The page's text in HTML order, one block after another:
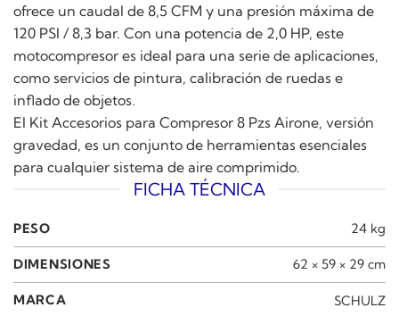
ofrece un caudal de 8,5 CFM y una presión máxima de
120 PSI / 8,3 bar. Con una potencia de 2,0 HP, este
motocompresor es ideal para una serie de aplicaciones,
como servicios de pintura, calibración de ruedas e
inflado de objetos.
El Kit Accesorios para Compresor 8 Pzs Airone, versión
gravedad, es un conjunto de herramientas esenciales
para cualquier sistema de aire comprimido.
FICHA TÉCNICA
PESO 24 kg
DIMENSIONES 62 × 59 × 29 cm
MARCA SCHULZ